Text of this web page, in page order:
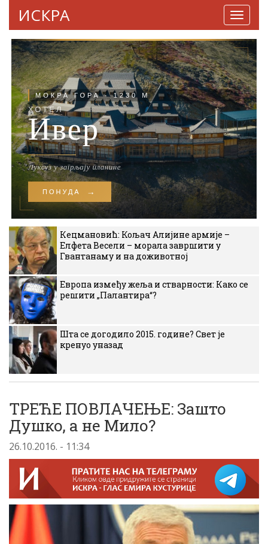
ИСКРА
Кецмановић: Кољач Алијине армије –
Елфета Весели – морала завршити у
Гвантанаму и на доживотној
Европа између жеља и стварности: Како се
решити „Палантира“?
Шта се догодило 2015. године? Свет је
кренуо уназад
ТРЕЋЕ ПОВЛАЧЕЊЕ: Зашто
Душко, а не Мило?
26.10.2016. - 11:34